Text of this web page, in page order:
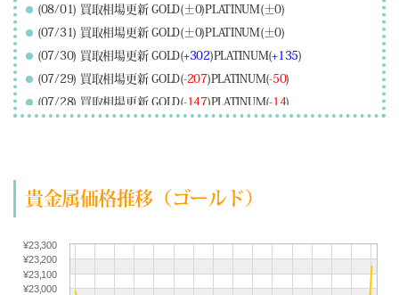
(08/01) 買取相場更新 GOLD(±0)PLATINUM(±0)
(07/31) 買取相場更新 GOLD(±0)PLATINUM(±0)
(07/30) 買取相場更新 GOLD(+302)PLATINUM(+135)
(07/29) 買取相場更新 GOLD(-207)PLATINUM(-50)
(07/28) 買取相場更新 GOLD(-147)PLATINUM(-14)
(07/24) 買取相場更新 GOLD(-157 )PLATINUM(
(07/22) 買取相場更新 GOLD(+518)PLATINUM(+228)
(07/21) 買取相場更新 GOLD(
(07/20) 買取相場更新 GOLD(-29)PLATINUM(-121)
貴金属価格推移（ゴールド）
¥23,000
¥23,100
¥23,200
¥23,300